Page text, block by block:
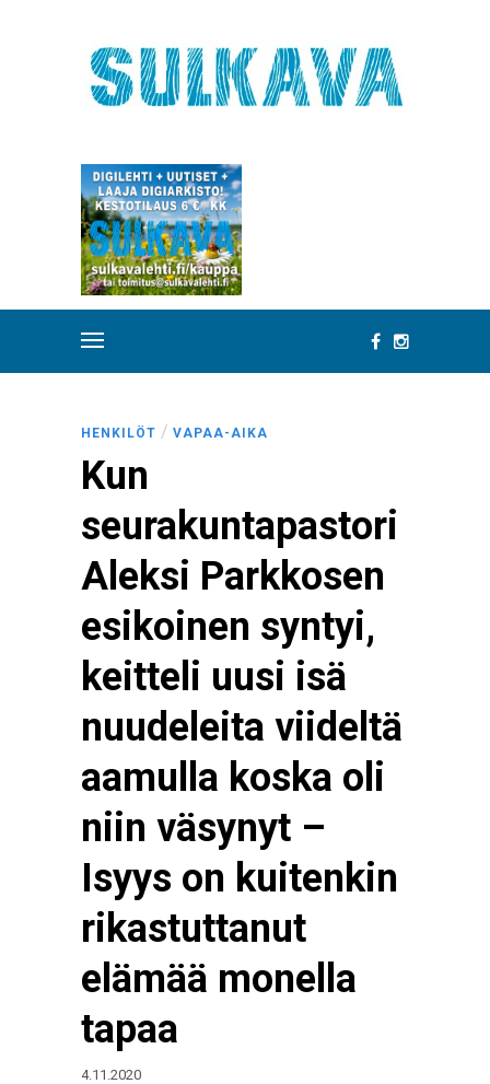
HENKILÖT / VAPAA-AIKA
Kun
seurakuntapastori
Aleksi Parkkosen
esikoinen syntyi,
keitteli uusi isä
nuudeleita viideltä
aamulla koska oli
niin väsynyt –
Isyys on kuitenkin
rikastuttanut
elämää monella
tapaa
4.11.2020